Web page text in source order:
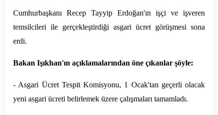
Cumhurbaşkanı Recep Tayyip Erdoğan'ın işçi ve işveren
temsilcileri ile gerçekleştirdiği asgari ücret görüşmesi sona
erdi.
Bakan Işıkhan'ın açıklamalarından öne çıkanlar şöyle:
- Asgari Ücret Tespit Komisyonu, 1 Ocak'tan geçerli olacak
yeni asgari ücreti belirlemek üzere çalışmaları tamamladı.